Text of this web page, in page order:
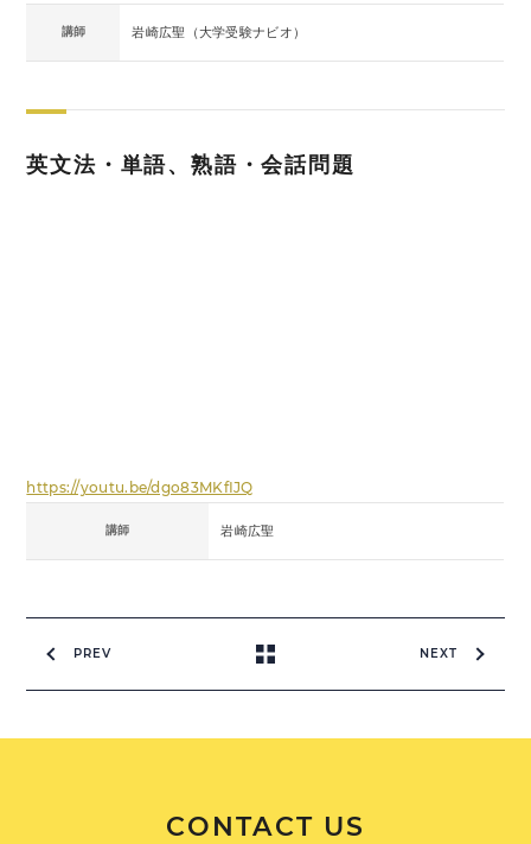
講師 岩崎広聖（大学受験ナビオ）
英文法・単語、熟語・会話問題
https://youtu.be/dgo83MKfIJQ
講師 岩崎広聖
PREV NEXT
CONTACT US